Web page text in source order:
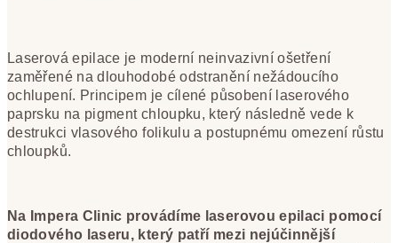
Laserová epilace je moderní neinvazivní ošetření
zaměřené na dlouhodobé odstranění nežádoucího
ochlupení. Principem je cílené působení laserového
paprsku na pigment chloupku, který následně vede k
destrukci vlasového folikulu a postupnému omezení růstu
chloupků.
Na Impera Clinic provádíme laserovou epilaci pomocí
diodového laseru, který patří mezi nejúčinnější